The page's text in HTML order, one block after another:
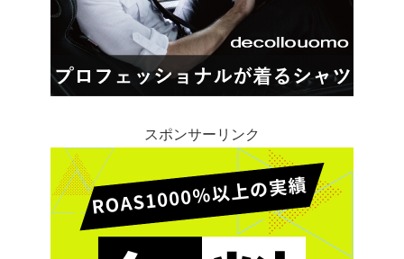
スポンサーリンク